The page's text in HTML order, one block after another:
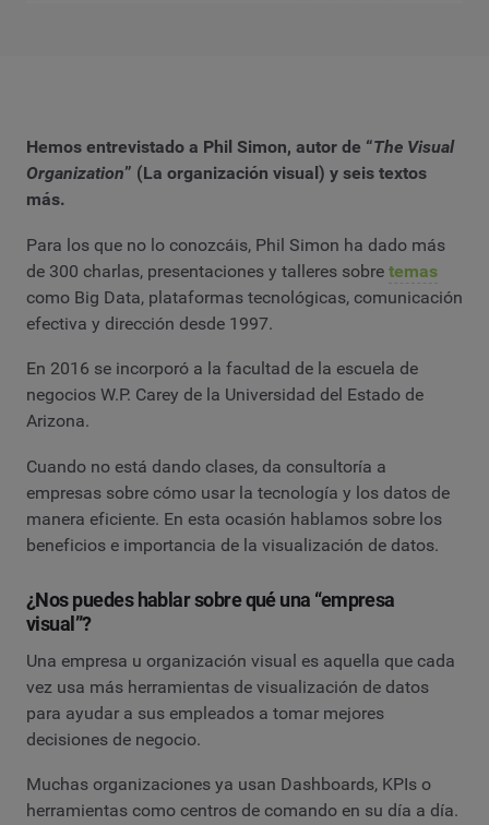
Hemos entrevistado a Phil Simon, autor de “The Visual
Organization” (La organización visual) y seis textos
más.
Para los que no lo conozcáis, Phil Simon ha dado más
de 300 charlas, presentaciones y talleres sobre temas
como Big Data, plataformas tecnológicas, comunicación
efectiva y dirección desde 1997.
En 2016 se incorporó a la facultad de la escuela de
negocios W.P. Carey de la Universidad del Estado de
Arizona.
Cuando no está dando clases, da consultoría a
empresas sobre cómo usar la tecnología y los datos de
manera eficiente. En esta ocasión hablamos sobre los
beneficios e importancia de la visualización de datos.
¿Nos puedes hablar sobre qué una “empresa
visual”?
Una empresa u organización visual es aquella que cada
vez usa más herramientas de visualización de datos
para ayudar a sus empleados a tomar mejores
decisiones de negocio.
Muchas organizaciones ya usan Dashboards, KPIs o
herramientas como centros de comando en su día a día.